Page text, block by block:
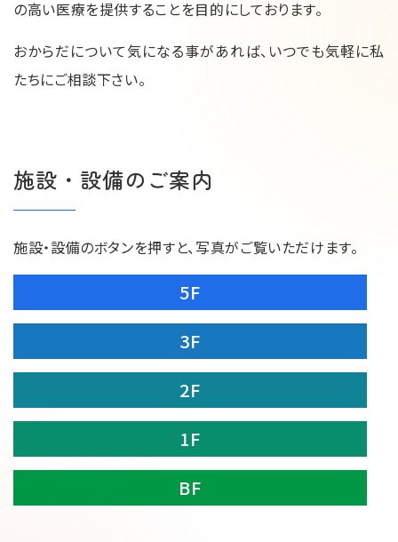
の⾼い医療を提供することを⽬的にしております。
おからだについて気になる事があれば、いつでも気軽に私
たちにご相談下さい。
施設・設備のご案内
施設・設備のボタンを押すと、写真がご覧いただけます。
5F
3F
2F
1F
BF